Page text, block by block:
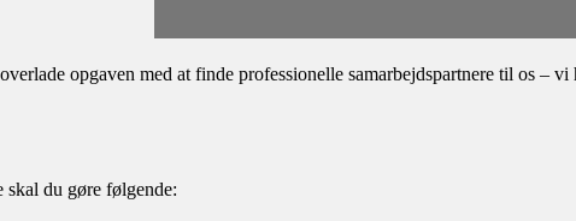
opgaven med at finde professionelle samarbejdspartnere til os –
skal du gøre følgende: